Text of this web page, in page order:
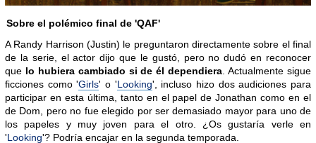
Sobre el polémico final de 'QAF'
A Randy Harrison (Justin) le preguntaron directamente sobre el final
de la serie, el actor dijo que le gustó, pero no dudó en reconocer
que lo hubiera cambiado si de él dependiera . Actualmente sigue
ficciones como 'Girls' o 'Looking', incluso hizo dos audiciones para
participar en esta última, tanto en el papel de Jonathan como en el
de Dom, pero no fue elegido por ser demasiado mayor para uno de
los papeles y muy joven para el otro. ¿Os gustaría verle en
'Looking'? Podría encajar en la segunda temporada.